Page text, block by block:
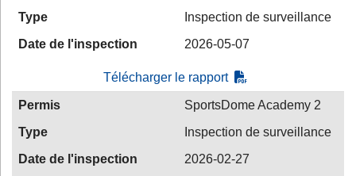
Type
Inspection de surveillance
Date de l'inspection
2026-05-07
Télécharger le rapport
Permis
SportsDome Academy 2
Type
Inspection de surveillance
Date de l'inspection
2026-02-27